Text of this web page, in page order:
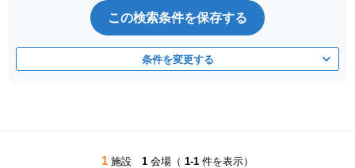
この検索条件を保存する
条件を変更する
1 施設 1 会場（ 1-1 件を表示）